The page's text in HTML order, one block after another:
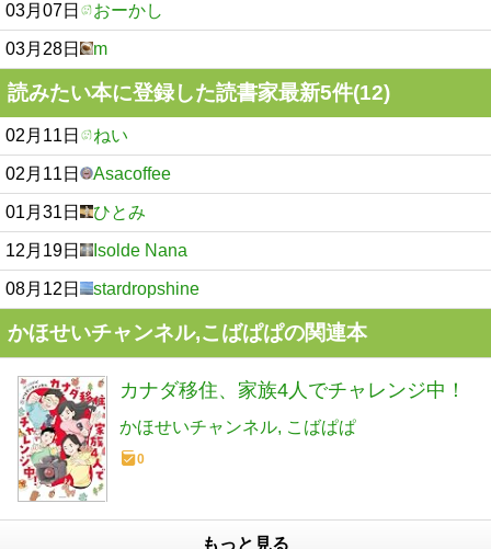
03月07日 おーかし
03月28日 m
読みたい本に登録した読書家最新5件(12)
02月11日 ねい
02月11日 Asacoffee
01月31日 ひとみ
12月19日 Isolde Nana
08月12日 stardropshine
かほせいチャンネル,こばぱぱの関連本
カナダ移住、家族4人でチャレンジ中！
かほせいチャンネル こばぱぱ
0
もっと見る